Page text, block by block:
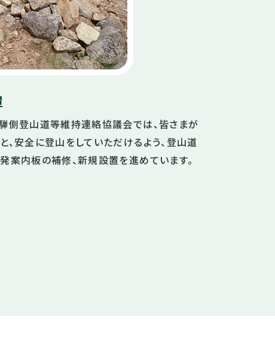
側登山道等維持連絡協議会では、皆さまが
、安全に登山をしていただけるよう、登山道
案内板の補修、新規設置を進めています。